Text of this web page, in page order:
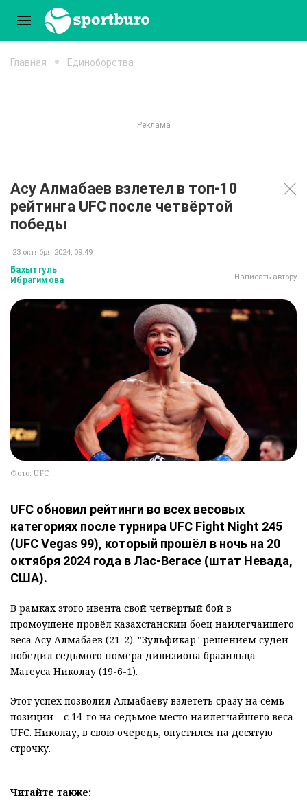
Главная Единоборства
Асу Алмабаев взлетел в топ-10
рейтинга UFC после четвёртой
победы
23 октября 2024, 09:49
Бахытгуль
Ибрагимова
Написать автору
Фото: UFC
UFC обновил рейтинги во всех весовых
категориях после турнира UFC Fight Night 245
(UFC Vegas 99), который прошёл в ночь на 20
октября 2024 года в Лас-Вегасе (штат Невада,
США).
В рамках этого ивента свой четвёртый бой в
промоушене провёл казахстанский боец наилегчайшего
веса Асу Алмабаев (21-2). "Зульфикар" решением судей
победил седьмого номера дивизиона бразильца
Матеуса Николау (19-6-1).
Этот успех позволил Алмабаеву взлететь сразу на семь
позиции – с 14-го на седьмое место наилегчайшего веса
UFC. Николау, в свою очередь, опустился на десятую
строчку.
Читайте также: